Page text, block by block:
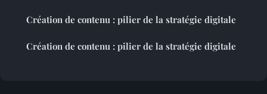
Création de contenu : pilier de la stratégie digitale
Création de contenu : pilier de la stratégie digitale